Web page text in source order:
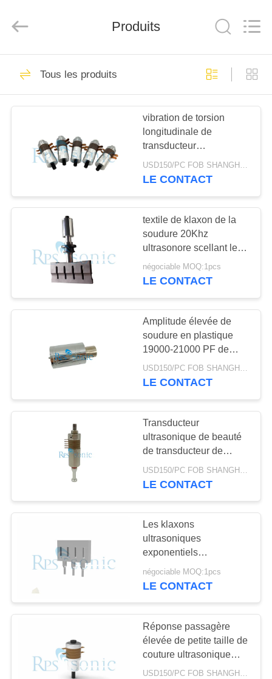
MAISON
PRODUITS
SUJET
NOUS
D'USINE
CONTRÔLE
DE
CONTACTEZ-
NOUS
NOUVELLES
PLAN
SITE
POLITIQUE
DE
CONFIDENTIALITÉ
Co.,
Reserved.
Outil de soudure
ultrasonore
101
Transducteur de
soudure ultrasonore
51
Convertisseur de
soudure ultrasonore
Alimentation
d'énergie
ultrasonique
klaxon de soudure
ultrasonore
Produits
Tous les produits
vibration de torsion
longitudinale de
transducteur
ultrasonique de la
puissance 30khz de
USD150/PC FOB SHANGHAI MOQ:1pcs
LE CONTACT
textile de klaxon de la
soudure 20Khz
ultrasonore scellant le
klaxon ultrasonique de
transducteur
négociable MOQ:1pcs
LE CONTACT
Amplitude élevée de
soudure en plastique
19000-21000 PF de
convertisseur
ultrasonique de Branson
USD150/PC FOB SHANGHAI MOQ:1pcs
LE CONTACT
Transducteur
ultrasonique de beauté
de transducteur de
soudure ultrasonore de
retrait de ride
LE CONTACT
Les klaxons
ultrasoniques
exponentiels
d'Assemblée
soutiennent le
multiples
négociable MOQ:1pcs
LE CONTACT
Réponse passagère
élevée de petite taille de
couture ultrasonique
rotatoire de transducteur
USD150/PC FOB SHANGHAI MOQ:1pcs